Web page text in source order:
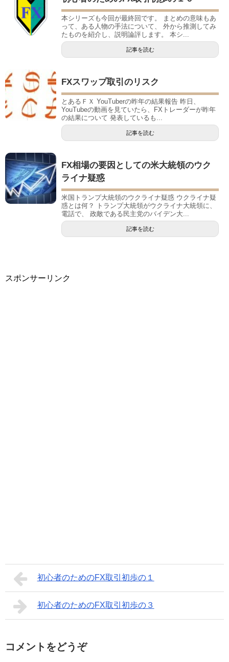
本シリーズも今回が最終回です。 まとめの意味もあ
って、ある人物の手法について、 外から推測してみ
たものを紹介し、説明論評します。 本シ...
記事を読む
FXスワップ取引のリスク
とあるＦＸ YouTuberの昨年の結果報告 昨日、
YouTubeの動画を見ていたら、FXトレーダーが昨年
の結果について 発表しているも...
記事を読む
FX相場の要因としての米大統領のウク
ライナ疑惑
米国トランプ大統領のウクライナ疑惑 ウクライナ疑
惑とは何？ トランプ大統領がウクライナ大統領に、
電話で、 政敵である民主党のバイデン大...
記事を読む
スポンサーリンク
初心者のためのFX取引初歩の１
初心者のためのFX取引初歩の３
コメントをどうぞ